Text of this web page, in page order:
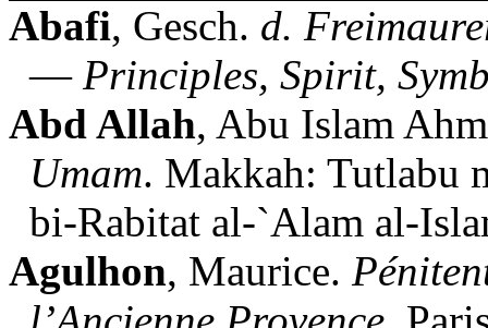
Abafi, Gesch. d.
—Principles, Spirit,
Abd Allah, Abu Islam
Umam. Makkah: Tutlabu
bi-Rabitat al-`Alam al-
Agulhon, Maurice.